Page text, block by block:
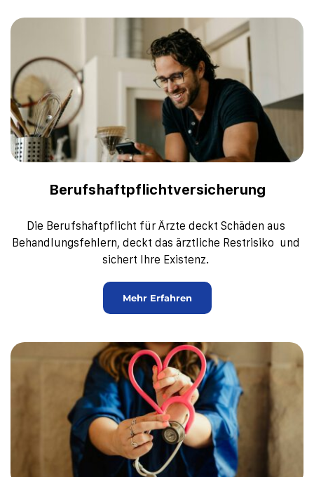
Berufshaftpflichtversicherung
Die Berufshaftpflicht für Ärzte deckt Schäden aus
Behandlungsfehlern, deckt das ärztliche Restrisiko  und
sichert Ihre Existenz.
Mehr Erfahren